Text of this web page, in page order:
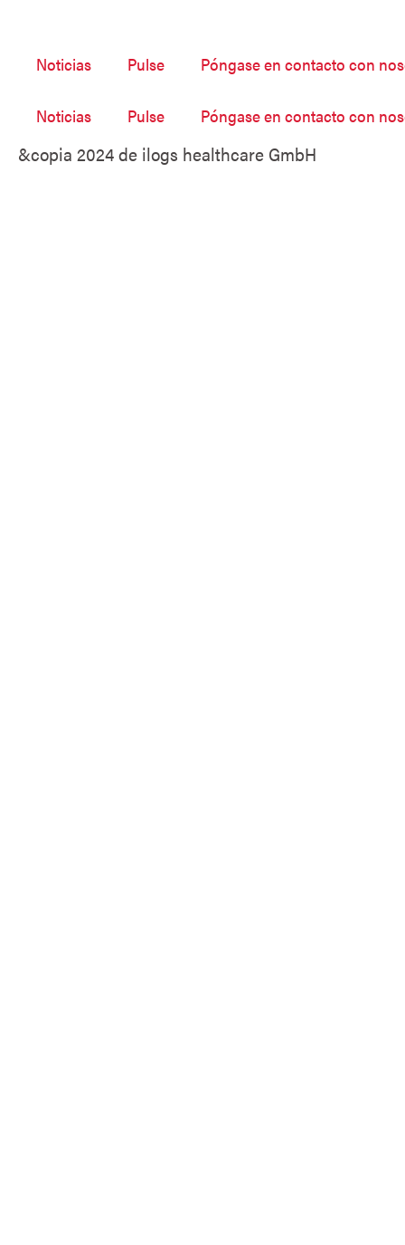
Noticias Pulse Póngase en contacto con
Noticias Pulse Póngase en contacto con
&copia 2024 de ilogs healthcare GmbH